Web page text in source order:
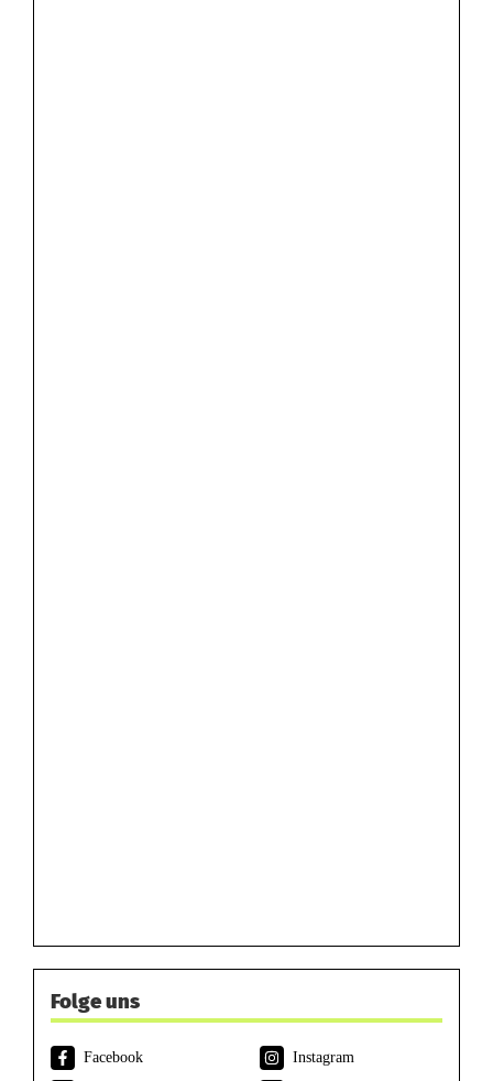
Folge uns
Facebook
Instagram